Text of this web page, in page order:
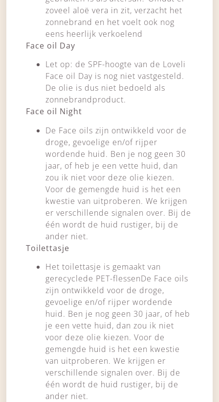
zoveel aloë vera in zit, verzacht het
zonnebrand en het voelt ook nog
eens heerlijk verkoelend
Face oil Day
Let op: de SPF-hoogte van de Loveli
Face oil Day is nog niet vastgesteld.
De olie is dus niet bedoeld als
zonnebrandproduct.
Face oil Night
De Face oils zijn ontwikkeld voor de
droge, gevoelige en/of rijper
wordende huid. Ben je nog geen 30
jaar, of heb je een vette huid, dan
zou ik niet voor deze olie kiezen.
Voor de gemengde huid is het een
kwestie van uitproberen. We krijgen
er verschillende signalen over. Bij de
één wordt de huid rustiger, bij de
ander niet.
Toilettasje
Het toilettasje is gemaakt van
gerecyclede PET-flessenDe Face oils
zijn ontwikkeld voor de droge,
gevoelige en/of rijper wordende
huid. Ben je nog geen 30 jaar, of heb
je een vette huid, dan zou ik niet
voor deze olie kiezen. Voor de
gemengde huid is het een kwestie
van uitproberen. We krijgen er
verschillende signalen over. Bij de
één wordt de huid rustiger, bij de
ander niet.